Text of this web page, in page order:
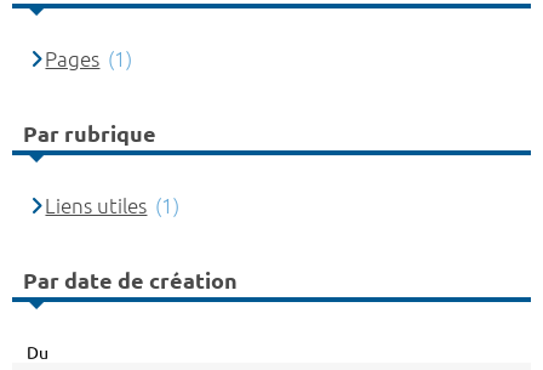
Pages (1)
Par rubrique
Liens utiles (1)
Par date de création
Du